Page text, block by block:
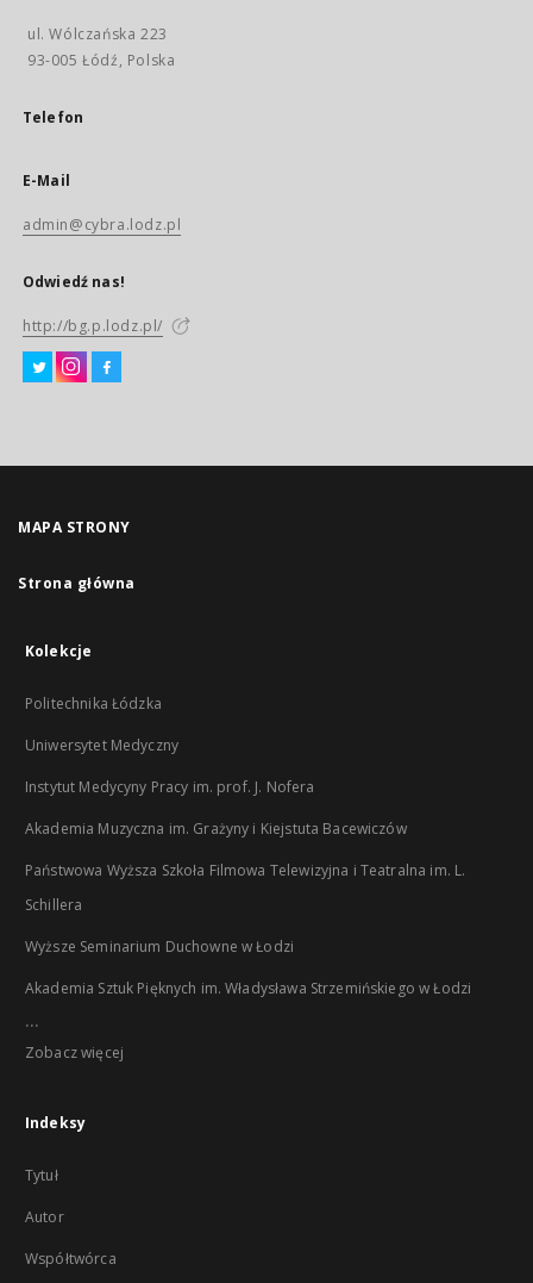
ul. Wólczańska 223
93-005 Łódź, Polska
Telefon
E-Mail
admin@cybra.lodz.pl
Odwiedź nas!
http://bg.p.lodz.pl/
MAPA STRONY
Strona główna
Kolekcje
Politechnika Łódzka
Uniwersytet Medyczny
Instytut Medycyny Pracy im. prof. J. Nofera
Akademia Muzyczna im. Grażyny i Kiejstuta Bacewiczów
Państwowa Wyższa Szkoła Filmowa Telewizyjna i Teatralna im. L.
Schillera
Wyższe Seminarium Duchowne w Łodzi
Akademia Sztuk Pięknych im. Władysława Strzemińskiego w Łodzi
...
Zobacz więcej
Indeksy
Tytuł
Autor
Współtwórca